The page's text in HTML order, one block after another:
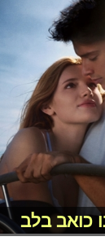
כואב בלב